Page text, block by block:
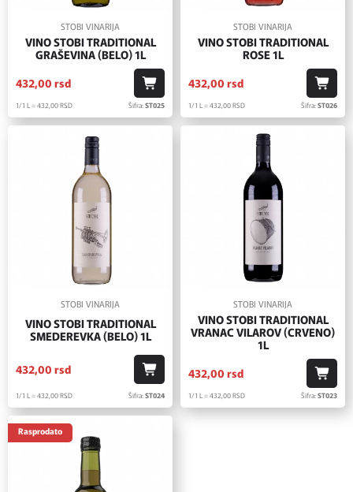
STOBI VINARIJA
VINO STOBI TRADITIONAL
GRAŠEVINA (BELO) 1L
432,00 rsd
1/1 L = 432,00RSD Šifra:ST025
STOBI VINARIJA
VINO STOBI TRADITIONAL
ROSE 1L
432,00 rsd
1/1 L = 432,00RSD Šifra:ST026
STOBI VINARIJA
VINO STOBI TRADITIONAL
SMEDEREVKA (BELO) 1L
432,00 rsd
1/1 L = 432,00RSD Šifra:ST024
STOBI VINARIJA
VINO STOBI TRADITIONAL
VRANAC VILAROV (CRVENO)
1L
432,00 rsd
1/1 L = 432,00RSD Šifra:ST023
Rasprodato